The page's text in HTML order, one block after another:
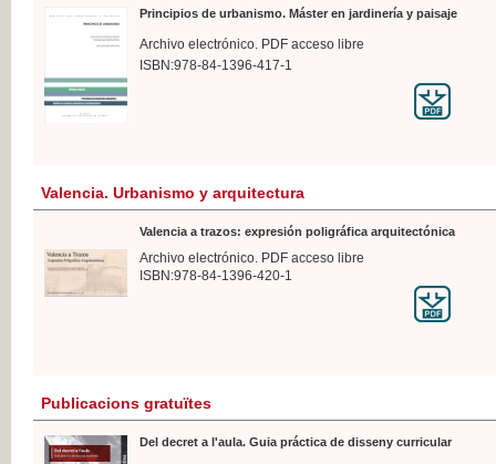
Principios de urbanismo. Máster en jardinería y paisaje
Archivo electrónico. PDF acceso libre
ISBN:978-84-1396-417-1
Valencia. Urbanismo y arquitectura
Valencia a trazos: expresión poligráfica arquitectónica
Archivo electrónico. PDF acceso libre
ISBN:978-84-1396-420-1
Publicacions gratuïtes
Del decret a l'aula. Guia práctica de disseny curricular